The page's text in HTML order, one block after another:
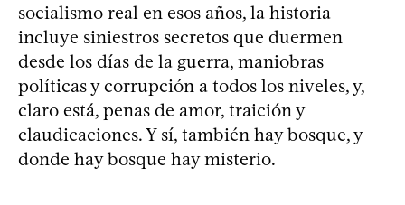
socialismo real en esos años, la historia
incluye siniestros secretos que duermen
desde los días de la guerra, maniobras
políticas y corrupción a todos los niveles, y,
claro está, penas de amor, traición y
claudicaciones. Y sí, también hay bosque, y
donde hay bosque hay misterio.